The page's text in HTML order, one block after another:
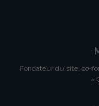
Fondateur du site, co-
«